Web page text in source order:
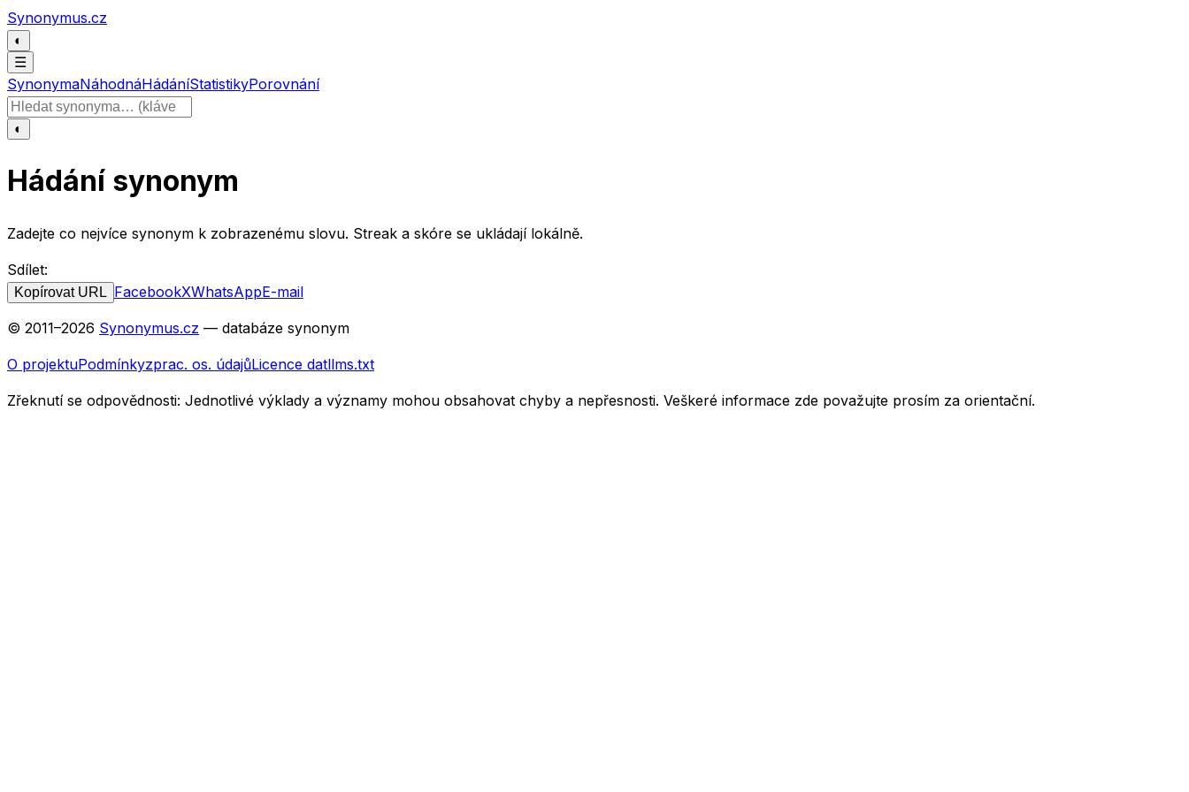
Přeskočit na obsah
Synonymus.cz
◐
☰
SynonymaNáhodnáHádáníStatistikyPorovnání
Hledat slovo
◐
Hádání synonym
Zadejte co nejvíce synonym k zobrazenému slovu. Streak a skóre se ukládají lokálně.
Sdílet:
Kopírovat URL FacebookXWhatsAppE-mail
© 2011–2026 Synonymus.cz — databáze synonym
O projektuPodmínkyzprac. os. údajůLicence datllms.txt
Zřeknutí se odpovědnosti: Jednotlivé výklady a významy mohou obsahovat chyby a nepřesnosti. Veškeré informace zde považujte prosím za orientační.